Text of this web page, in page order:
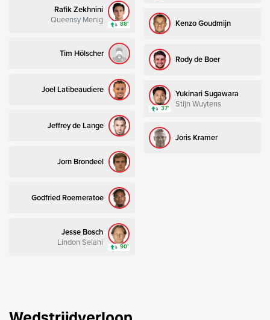
Rafik Zekhnini
Queensy Menig 88’
Tim Hölscher
Joel Latibeaudiere
Jeffrey de Lange
Jorn Brondeel
Godfried Roemeratoe
Jesse Bosch
Lindon Selahi 90’
Kenzo Goudmijn
Rody de Boer
Yukinari Sugawara
Stijn Wuytens
37’
Joris Kramer